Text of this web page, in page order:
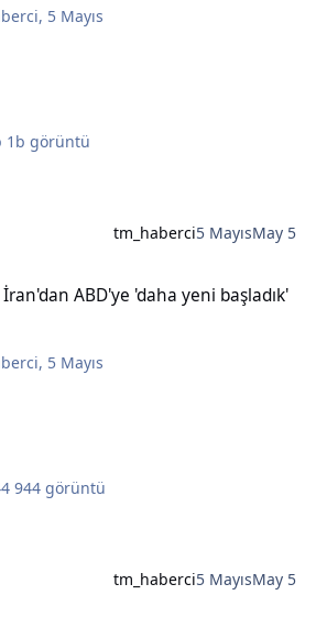
, 5 Mayıs
1b görüntü
tm_haberci5 MayısMay 5
ABD'ye 'daha yeni başladık'
, 5 Mayıs
944 görüntü
tm_haberci5 MayısMay 5